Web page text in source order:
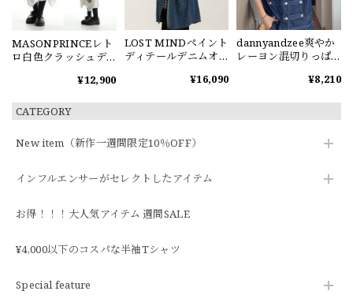
CATEGORY
New item（新作一週間限定10％OFF）
インフルエンサーがセレクトしたアイテム
お得！！！大人気アイテム 週間SALE
¥4,000以下のコスパな半袖Tシャツ
Special feature
MASONPRINCEレト
ロ白色クラッシュデ
¥12,900
LOST MINDペイント
ディテールデニムオ
¥16,090
dannyandzee爽やか
レーヨン混切りっぱ
¥8,210